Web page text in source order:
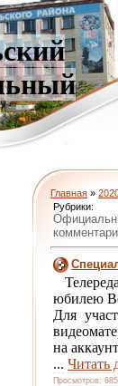
Главная »
Рубрики:
юбилею
Для
на
... Читать
Просмотров: 685